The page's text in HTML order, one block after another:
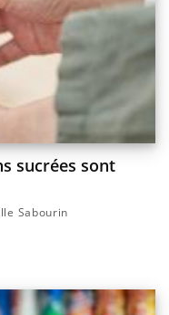
sucrées sont
Sabourin